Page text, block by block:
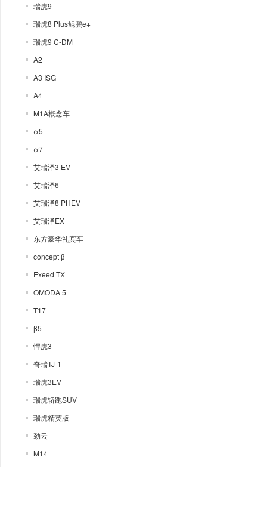
瑞虎9
瑞虎8 Plus鲲鹏e+
瑞虎9 C-DM
A2
A3 ISG
A4
M1A概念车
α5
α7
艾瑞泽3 EV
艾瑞泽6
艾瑞泽8 PHEV
艾瑞泽EX
东方豪华礼宾车
concept β
Exeed TX
OMODA 5
T17
β5
悍虎3
奇瑞TJ-1
瑞虎3EV
瑞虎轿跑SUV
瑞虎精英版
劲云
M14